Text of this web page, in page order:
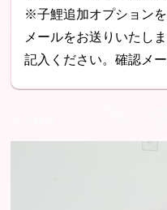
※子鯉追加オプション
メールをお送りいたし
記入ください。確認メ